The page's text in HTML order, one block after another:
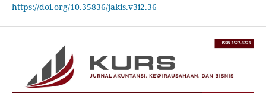
https://doi.org/10.35836/jakis.v3i2.36